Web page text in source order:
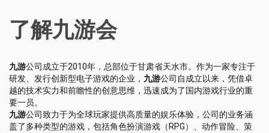
了解九游会
九游公司成立于2010年，总部位于甘肃省天水市。作为一家专注于
研发、发行创新型电子游戏的企业， 九游公司自成立以来，凭借卓
越的技术实力和前瞻性的创意思维，迅速成为了国内游戏行业的重
要一员。
九游公司致力于为全球玩家提供高质量的娱乐体验，公司的业务涵
盖了多种类型的游戏，包括角色扮演游戏（RPG）、动作冒险、策